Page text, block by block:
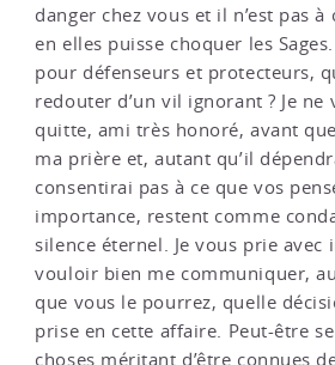
danger chez vous et il n’est pas
en elles puisse choquer les
pour défenseurs et protecteurs,
redouter d’un vil ignorant ? Je ne
quitte, ami très honoré, avant
ma prière et, autant qu’il
consentirai pas à ce que vos
importance, restent comme
silence éternel. Je vous prie avec
vouloir bien me communiquer,
que vous le pourrez, quelle
prise en cette affaire. Peut-être
choses méritant d’être connues